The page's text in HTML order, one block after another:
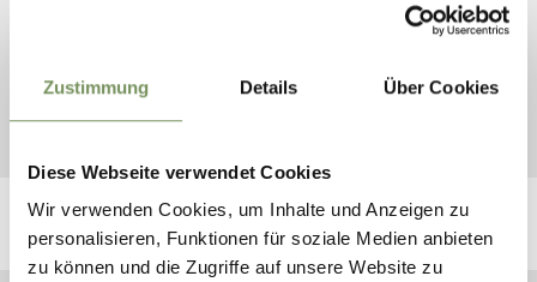
Zustimmung Details Über Cookies
Diese Webseite verwendet Cookies
Wir verwenden Cookies, um Inhalte und Anzeigen zu
personalisieren, Funktionen für soziale Medien anbieten
zu können und die Zugriffe auf unsere Website zu
Natur in dieser Zeit so reichlich gedeihen lässt: knackiges
Gemüse und viel frische Kräuter. Serviert mit einem
Partschins auch mit dem Wechsel der Jahreszeiten nicht
ändert.